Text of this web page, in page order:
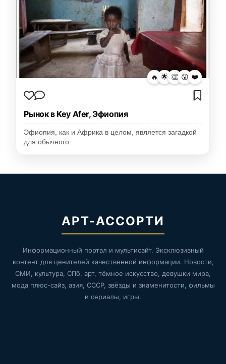
🔥 🌟 👏 😮 ❤️
Рынок в Key Afer, Эфиопия
Эфиопия, как и Африка в целом, является загадкой
для обычного…
АРТ-АССОРТИ
Информационный портал и мультисайт. Эксклюзивный
контент для ценителей качественной информации. Новости,
СМИ, культура, СПб, арт, тёмное искусство, девушки мира,
мода плюс-сайз, азия, СССР, звёзды и знаменитости, фильмы
и сериалы, игры.